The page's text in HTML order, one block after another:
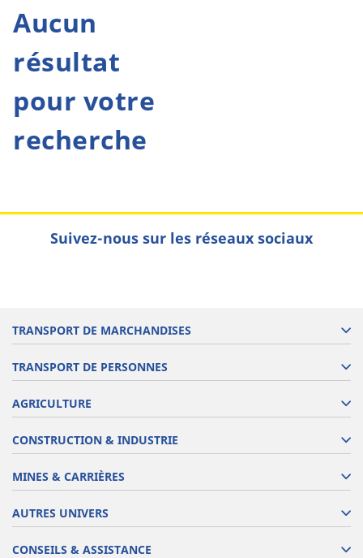
Aucun
résultat
pour votre
recherche
Suivez-nous sur les réseaux sociaux
TRANSPORT DE MARCHANDISES
TRANSPORT DE PERSONNES
AGRICULTURE
CONSTRUCTION & INDUSTRIE
MINES & CARRIÈRES
AUTRES UNIVERS
CONSEILS & ASSISTANCE